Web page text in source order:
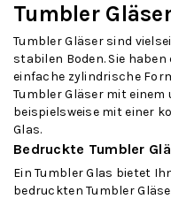
Tumbler
Tumbler Gläser sind
stabilen Boden. Sie
einfache zylindrische
Tumbler Gläser mit
beispielsweise mit einer
Glas.
Bedruckte Tumbler
Ein Tumbler Glas bietet
bedruckten Tumbler